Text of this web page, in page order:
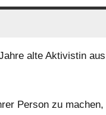
alte Aktivistin aus
Person zu machen,